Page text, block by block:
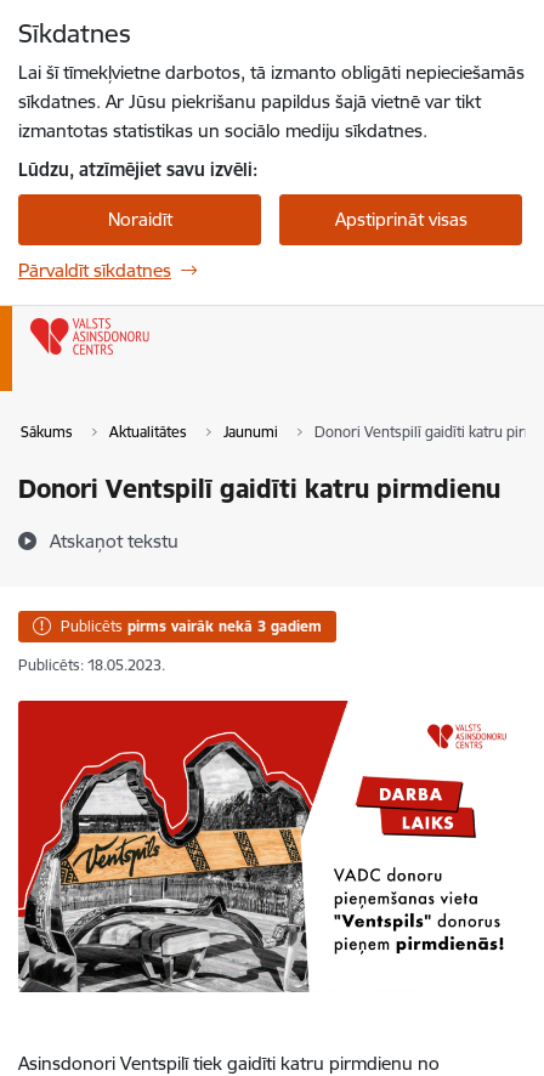
Sīkdatnes
Lai šī tīmekļvietne darbotos, tā izmanto obligāti nepieciešamās
sīkdatnes. Ar Jūsu piekrišanu papildus šajā vietnē var tikt
izmantotas statistikas un sociālo mediju sīkdatnes.
Lūdzu, atzīmējiet savu izvēli:
Noraidīt Apstiprināt visas
Pārvaldīt sīkdatnes
Sākums Aktualitātes Jaunumi Donori Ventspilī gaidīti katru
Donori Ventspilī gaidīti katru pirmdienu
Atskaņot tekstu
Publicēts pirms vairāk nekā 3 gadiem
Publicēts: 18.05.2023.
Asinsdonori Ventspilī tiek gaidīti katru pirmdienu no